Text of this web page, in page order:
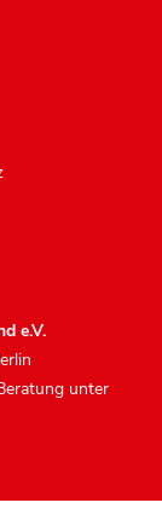
e.V.
unter